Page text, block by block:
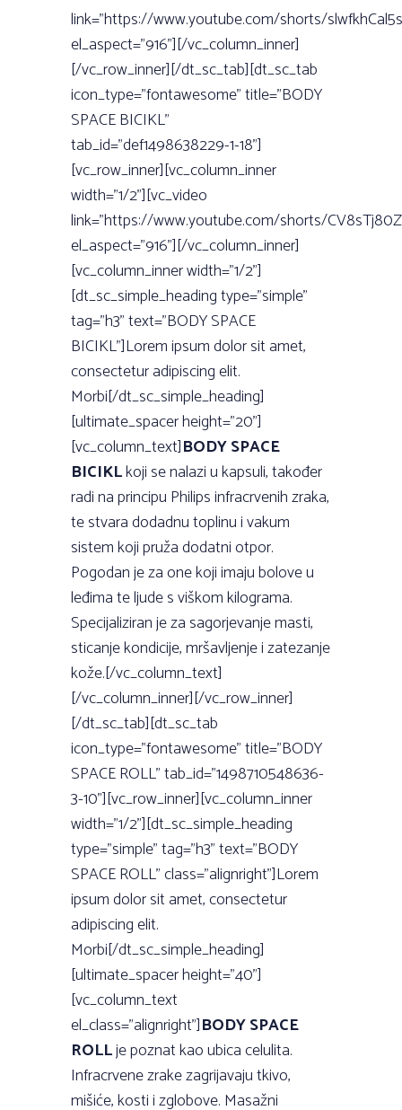
link=”https://www.youtube.com/shorts/
el_aspect=”916”][/vc_column_inner]
[/vc_row_inner][/dt_sc_tab][dt_sc_tab
icon_type=”fontawesome” title=”BODY
SPACE BICIKL”
tab_id=”def1498638229-1-18”]
[vc_row_inner][vc_column_inner
width=”1/2”][vc_video
link=”https://www.youtube.com/shorts/
el_aspect=”916”][/vc_column_inner]
[vc_column_inner width=”1/2”]
[dt_sc_simple_heading type=”simple”
tag=”h3” text=”BODY SPACE
BICIKL”]Lorem ipsum dolor sit amet,
consectetur adipiscing elit.
Morbi[/dt_sc_simple_heading]
[ultimate_spacer height=”20”]
[vc_column_text]BODY SPACE
BICIKLkoji se nalazi u kapsuli, također
radi na principu Philips infracrvenih zraka,
te stvara dodadnu toplinu i vakum
sistem koji pruža dodatni otpor.
Pogodan je za one koji imaju bolove u
leđima te ljude s viškom kilograma.
Specijaliziran je za sagorjevanje masti,
sticanje kondicije, mršavljenje i zatezanje
kože.[/vc_column_text]
[/vc_column_inner][/vc_row_inner]
[/dt_sc_tab][dt_sc_tab
icon_type=”fontawesome” title=”BODY
SPACE ROLL” tab_id=”1498710548636-
3-10”][vc_row_inner][vc_column_inner
width=”1/2”][dt_sc_simple_heading
type=”simple” tag=”h3” text=”BODY
SPACE ROLL” class=”alignright”]Lorem
ipsum dolor sit amet, consectetur
adipiscing elit.
Morbi[/dt_sc_simple_heading]
[ultimate_spacer height=”40”]
[vc_column_text
el_class=”alignright”]BODY SPACE
ROLLje poznat kao ubica celulita.
Infracrvene zrake zagrijavaju tkivo,
mišiće, kosti i zglobove. Masažni